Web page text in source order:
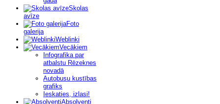
Skolas
avīze
Foto
galerija
Weblinki
Vecākiem
Infografika par
atbalstu Rēzeknes
novadā
Autobusu kustības
grafiks
Ieskaties, izlasi!
Absolventi